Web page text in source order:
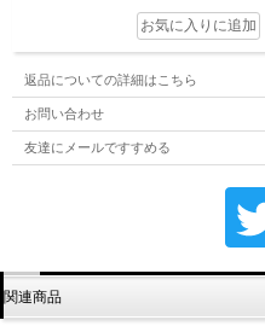
返品についての詳細はこちら
お問い合わせ
友達にメールですすめる
関連商品